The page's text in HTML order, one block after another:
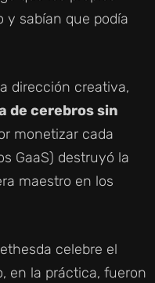
y sabían que podía
dirección creativa,
de cerebros sin
monetizar cada
GaaS) destruyó la
maestro en los
celebre el
en la práctica, fueron